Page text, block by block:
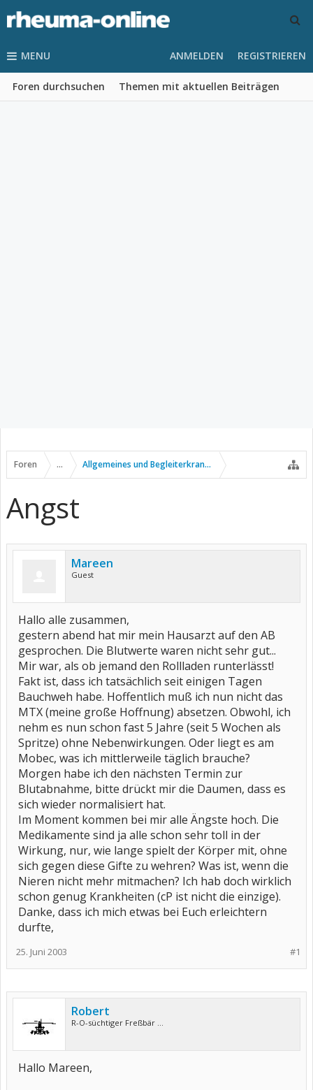
MENU
Foren durchsuchen Themen mit aktuellen Beiträgen
ANMELDEN REGISTRIEREN
Foren ... Allgemeines und Begleiterkrankungen
Angst
Mareen
Guest
Hallo alle zusammen,
gestern abend hat mir mein Hausarzt auf den AB
gesprochen. Die Blutwerte waren nicht sehr gut...
Mir war, als ob jemand den Rollladen runterlässt!
Fakt ist, dass ich tatsächlich seit einigen Tagen
Bauchweh habe. Hoffentlich muß ich nun nicht das
MTX (meine große Hoffnung) absetzen. Obwohl, ich
nehm es nun schon fast 5 Jahre (seit 5 Wochen als
Spritze) ohne Nebenwirkungen. Oder liegt es am
Mobec, was ich mittlerweile täglich brauche?
Morgen habe ich den nächsten Termin zur
Blutabnahme, bitte drückt mir die Daumen, dass es
sich wieder normalisiert hat.
Im Moment kommen bei mir alle Ängste hoch. Die
Medikamente sind ja alle schon sehr toll in der
Wirkung, nur, wie lange spielt der Körper mit, ohne
sich gegen diese Gifte zu wehren? Was ist, wenn die
Nieren nicht mehr mitmachen? Ich hab doch wirklich
schon genug Krankheiten (cP ist nicht die einzige).
Danke, dass ich mich etwas bei Euch erleichtern
durfte,
#1
25. Juni 2003
Robert
R-O-süchtiger Freßbär ...
Hallo Mareen,